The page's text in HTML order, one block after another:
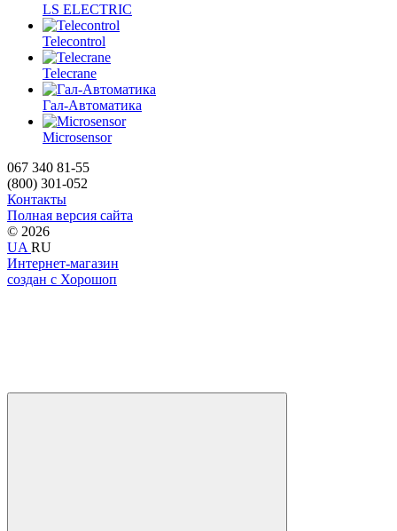
LS ELECTRIC
Telecontrol
Telecrane
Гал-Автоматика
Microsensor
067 340 81-55
(800) 301-052
Контакты
Полная версия сайта
© 2026
UA RU
Интернет-магазин
создан с Хорошоп